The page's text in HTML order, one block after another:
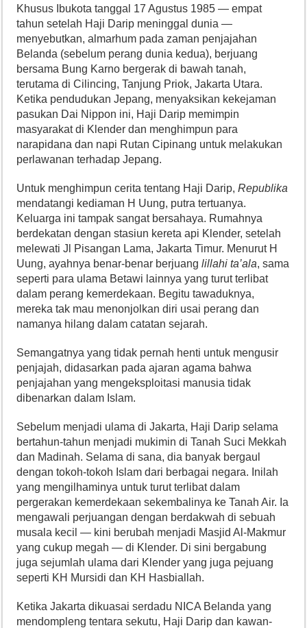
Khusus Ibukota tanggal 17 Agustus 1985 — empat
tahun setelah Haji Darip meninggal dunia —
menyebutkan, almarhum pada zaman penjajahan
Belanda (sebelum perang dunia kedua), berjuang
bersama Bung Karno bergerak di bawah tanah,
terutama di Cilincing, Tanjung Priok, Jakarta Utara.
Ketika pendudukan Jepang, menyaksikan kekejaman
pasukan Dai Nippon ini, Haji Darip memimpin
masyarakat di Klender dan menghimpun para
narapidana dan napi Rutan Cipinang untuk melakukan
perlawanan terhadap Jepang.
Untuk menghimpun cerita tentang Haji Darip,Republika
mendatangi kediaman H Uung, putra tertuanya.
Keluarga ini tampak sangat bersahaya. Rumahnya
berdekatan dengan stasiun kereta api Klender, setelah
melewati Jl Pisangan Lama, Jakarta Timur. Menurut H
Uung, ayahnya benar-benar berjuanglillahi ta’ala, sama
seperti para ulama Betawi lainnya yang turut terlibat
dalam perang kemerdekaan. Begitu tawaduknya,
mereka tak mau menonjolkan diri usai perang dan
namanya hilang dalam catatan sejarah.
Semangatnya yang tidak pernah henti untuk mengusir
penjajah, didasarkan pada ajaran agama bahwa
penjajahan yang mengeksploitasi manusia tidak
dibenarkan dalam Islam.
Sebelum menjadi ulama di Jakarta, Haji Darip selama
bertahun-tahun menjadi mukimin di Tanah Suci Mekkah
dan Madinah. Selama di sana, dia banyak bergaul
dengan tokoh-tokoh Islam dari berbagai negara. Inilah
yang mengilhaminya untuk turut terlibat dalam
pergerakan kemerdekaan sekembalinya ke Tanah Air. Ia
mengawali perjuangan dengan berdakwah di sebuah
musala kecil — kini berubah menjadi Masjid Al-Makmur
yang cukup megah — di Klender. Di sini bergabung
juga sejumlah ulama dari Klender yang juga pejuang
seperti KH Mursidi dan KH Hasbiallah.
Ketika Jakarta dikuasai serdadu NICA Belanda yang
mendompleng tentara sekutu, Haji Darip dan kawan-